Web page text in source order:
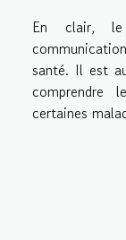
En clair, le
santé. Il est
comprendre
certaines